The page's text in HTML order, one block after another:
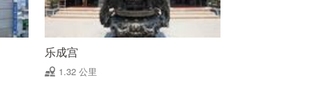
乐成宫
1.32 公里